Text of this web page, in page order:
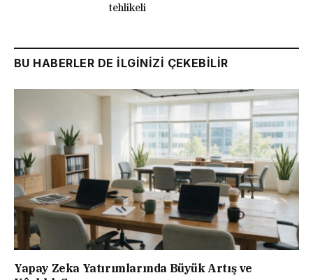
tehlikeli
BU HABERLER DE İLGİNİZİ ÇEKEBİLİR
Yapay Zeka Yatırımlarında Büyük Artış ve